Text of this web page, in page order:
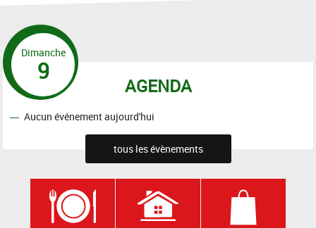
AGENDA
Dimanche
9
Aucun événement aujourd'hui
tous les évènements